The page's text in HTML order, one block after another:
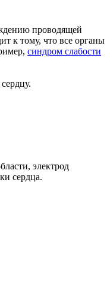
проводящей
к тому, что все органы
синдром слабости
электрод
сердца.